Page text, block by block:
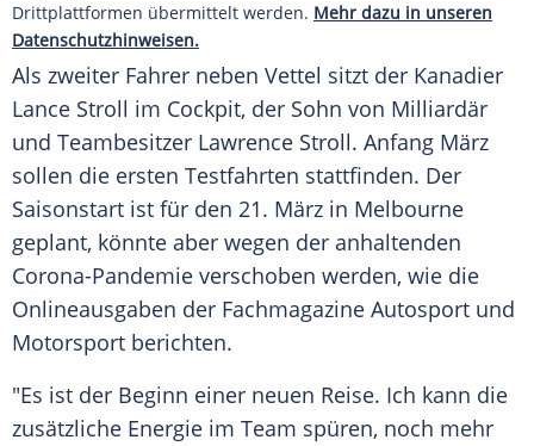
Drittplattformen übermittelt werden. Mehr dazu in unseren
Datenschutzhinweisen.
Als zweiter Fahrer neben Vettel sitzt der Kanadier
Lance Stroll im Cockpit, der Sohn von Milliardär
und Teambesitzer Lawrence Stroll. Anfang März
sollen die ersten Testfahrten stattfinden. Der
Saisonstart ist für den 21. März in Melbourne
geplant, könnte aber wegen der anhaltenden
Corona-Pandemie verschoben werden, wie die
Onlineausgaben der Fachmagazine Autosport und
Motorsport berichten.
"Es ist der Beginn einer neuen Reise. Ich kann die
zusätzliche Energie im Team spüren, noch mehr